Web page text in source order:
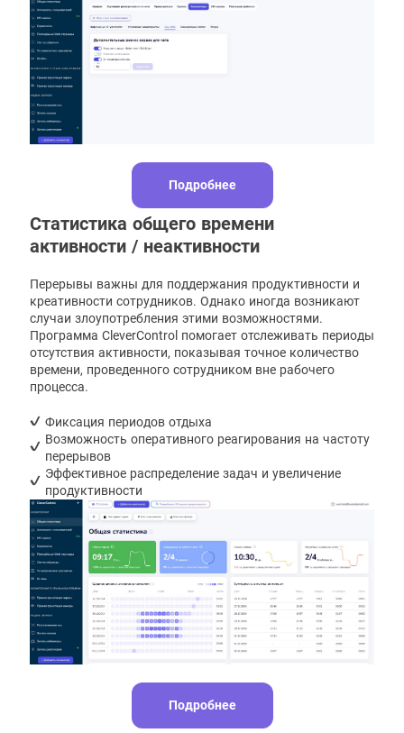
Подробнее
Статистика общего времени
активности / неактивности
Перерывы важны для поддержания продуктивности и
креативности сотрудников. Однако иногда возникают
случаи злоупотребления этими возможностями.
Программа CleverControl помогает отслеживать периоды
отсутствия активности, показывая точное количество
времени, проведенного сотрудником вне рабочего
процесса.
Фиксация периодов отдыха
Возможность оперативного реагирования на частоту
перерывов
Эффективное распределение задач и увеличение
продуктивности
Подробнее